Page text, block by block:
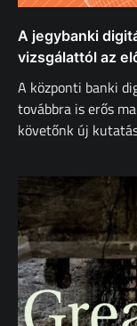
A jegybanki
vizsgálattól az
A központi banki
továbbra is erős
követőnk új